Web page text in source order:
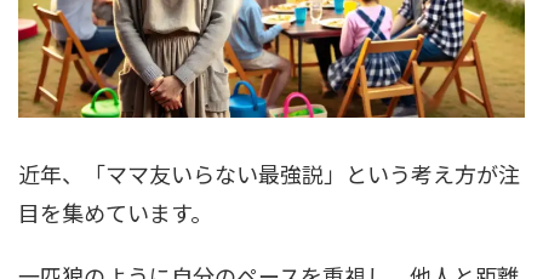
近年、「ママ友いらない最強説」という考え方が注
目を集めています。